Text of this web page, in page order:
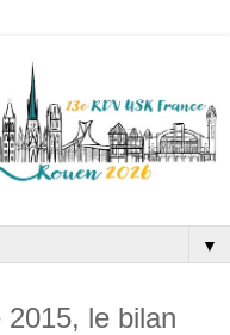
▼
le bilan